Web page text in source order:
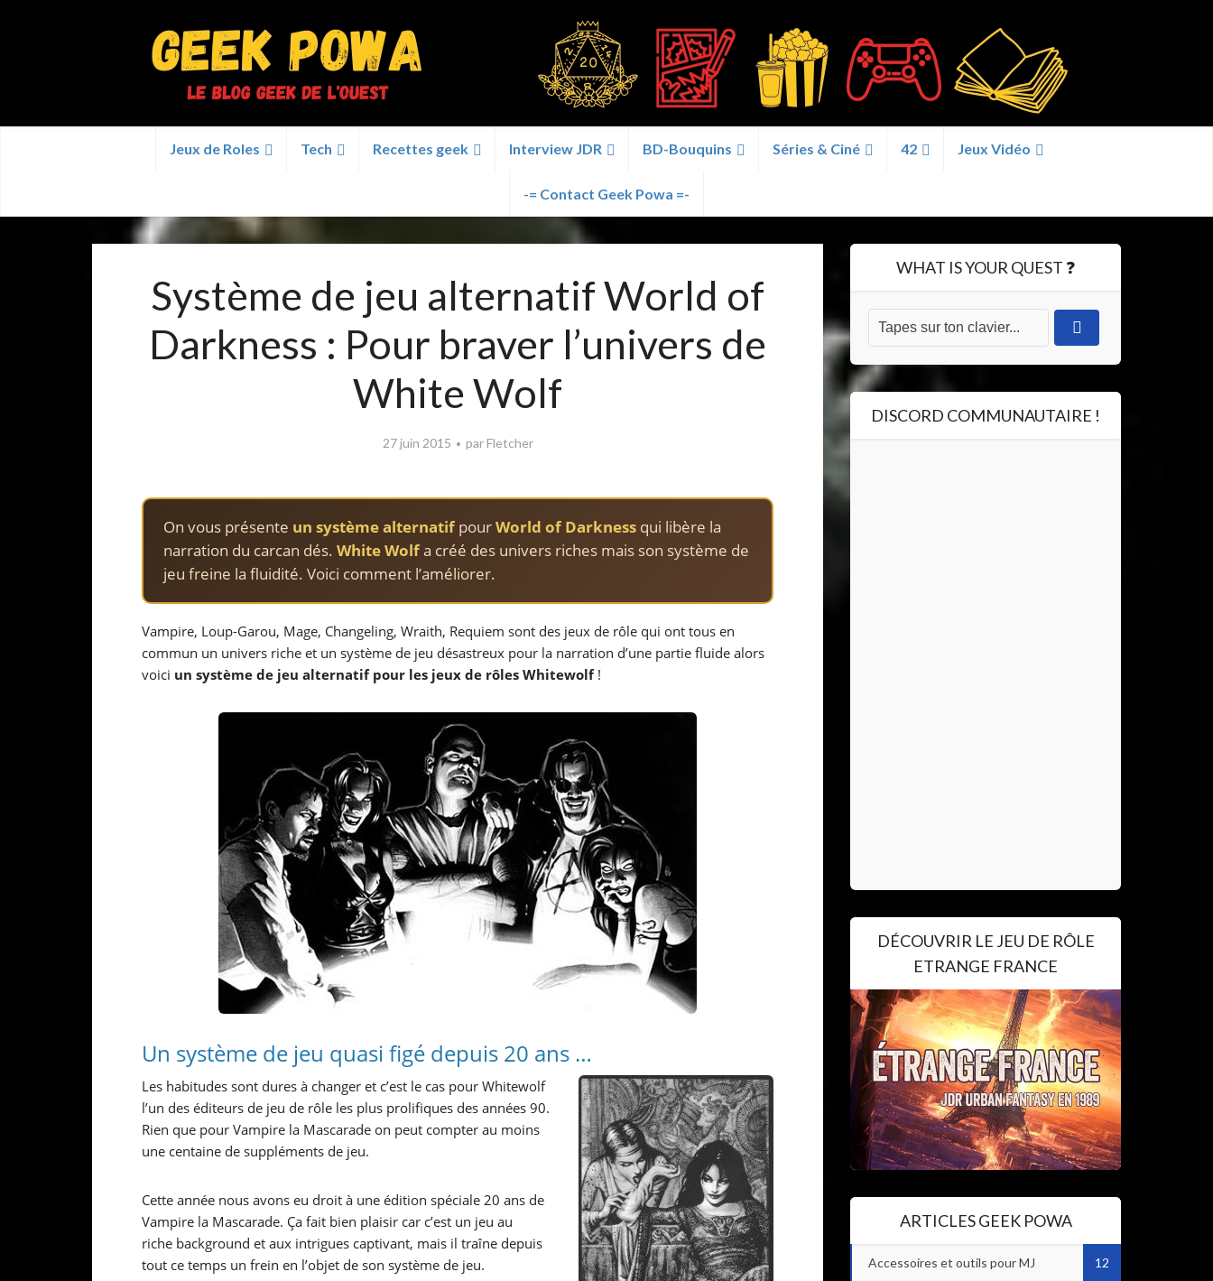
Jeux de Roles Tech Recettes geek Interview JDR BD-Bouquins Séries & Ciné 42 Jeux Vidéo
-= Contact Geek Powa =-
Système de jeu alternatif World of
Darkness : Pour braver l’univers de
White Wolf
27 juin 2015 parFletcher
On vous présente un système alternatifpourWorld of Darkness qui libère la
narration du carcan dés. White Wolfa créé des univers riches mais son système de
jeu freine la fluidité. Voici comment l’améliorer.
Vampire, Loup-Garou, Mage, Changeling, Wraith, Requiem sont des jeux de rôle qui ont tous en
commun un univers riche et un système de jeu désastreux pour la narration d’une partie fluide alors
voici un système de jeu alternatif pour les jeux de rôles Whitewolf!
Un système de jeu quasi figé depuis 20 ans …
Les habitudes sont dures à changer et c’est le cas pour Whitewolf
l’un des éditeurs de jeu de rôle les plus prolifiques des années 90.
Rien que pour Vampire la Mascarade on peut compter au moins
une centaine de suppléments de jeu.
Cette année nous avons eu droit à une édition spéciale 20 ans de
Vampire la Mascarade. Ça fait bien plaisir car c’est un jeu au
riche background et aux intrigues captivant, mais il traîne depuis
tout ce temps un frein en l’objet de son système de jeu.
WHAT IS YOUR QUEST ❓
DISCORD COMMUNAUTAIRE !
DÉCOUVRIR LE JEU DE RÔLE
ETRANGE FRANCE
ARTICLES GEEK POWA
Accessoires et outils pour MJ 12